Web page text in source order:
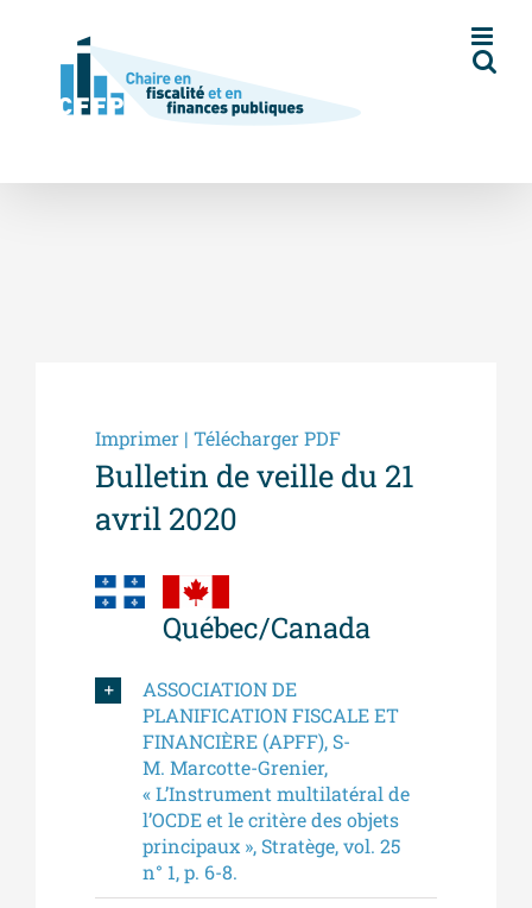
Imprimer | Télécharger PDF
Bulletin de veille du 21
avril 2020
Québec/Canada
ASSOCIATION DE
PLANIFICATION FISCALE ET
FINANCIÈRE (APFF), S-
M. Marcotte-Grenier,
« L’Instrument multilatéral de
l’OCDE et le critère des objets
principaux », Stratège, vol. 25
n° 1, p. 6-8.